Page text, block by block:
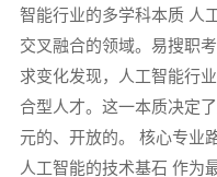
智能行业的多学科本质 人
交叉融合的领域。易搜职
求变化发现，人工智能行
合型人才。这一本质决定
元的、开放的。 核心专业
人工智能的技术基石 作为